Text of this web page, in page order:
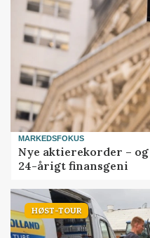
MARKEDSFOKUS
Nye aktierekorder –
24-årigt finansgeni
HØST-TOUR